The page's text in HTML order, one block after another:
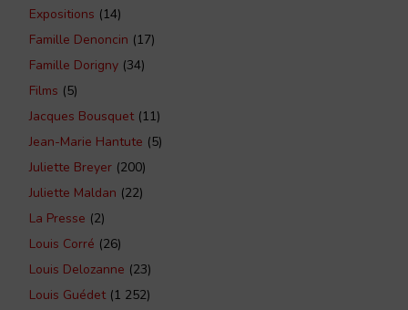
Expositions (14)
Famille Denoncin (17)
Famille Dorigny (34)
Films (5)
Jacques Bousquet(11)
Jean-Marie Hantute (5)
Juliette Breyer (200)
Juliette Maldan (22)
La Presse (2)
Louis Corré (26)
Louis Delozanne (23)
Louis Guédet(1 252)